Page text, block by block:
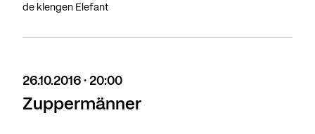
de klengen Elefant
26.10.2016 · 20:00
Zuppermänner